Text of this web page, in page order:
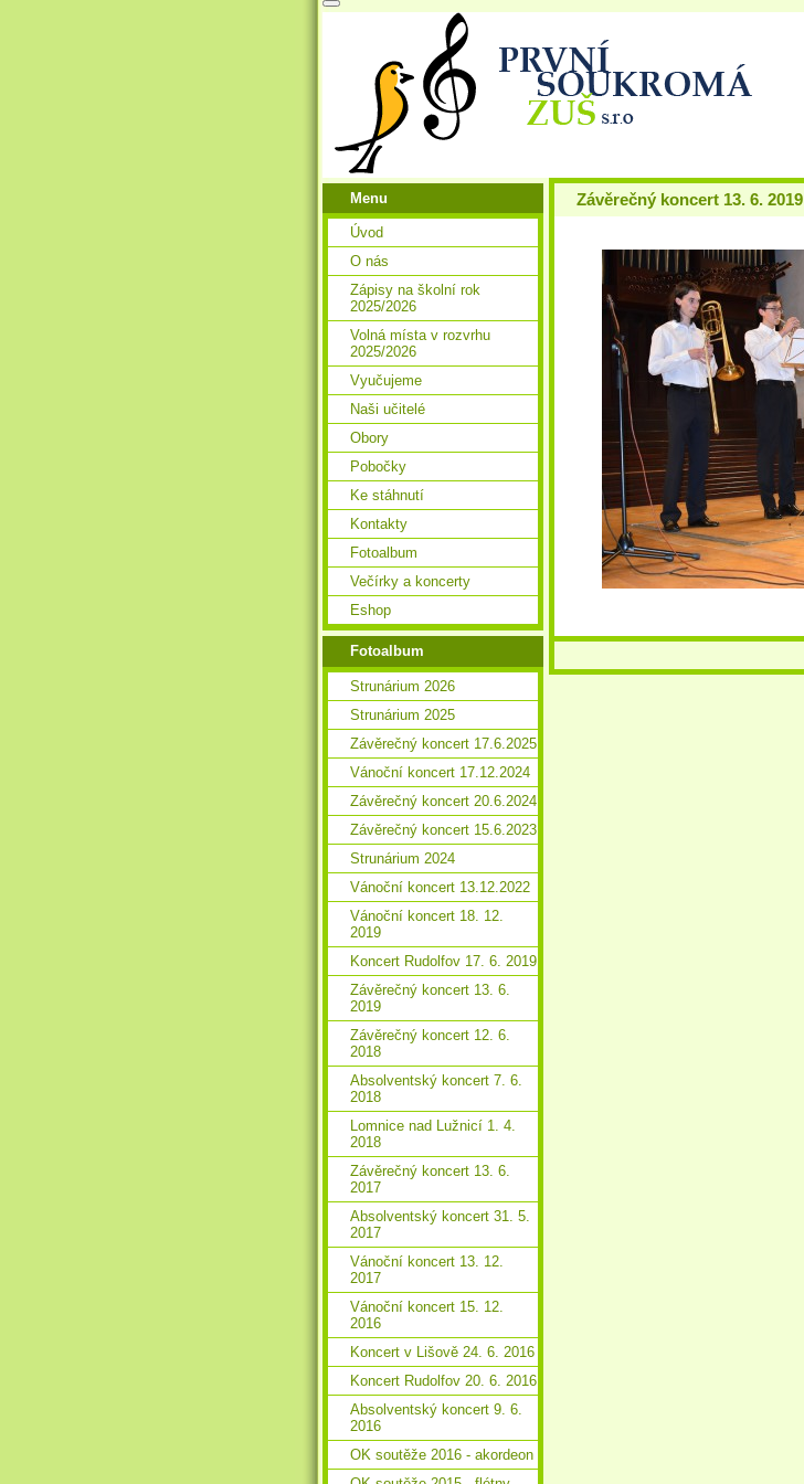
Závěrečný koncert 13. 6. 2019
Menu
Úvod
O nás
Zápisy na školní rok
2025/2026
Volná místa v rozvrhu
2025/2026
Vyučujeme
Naši učitelé
Obory
Pobočky
Ke stáhnutí
Kontakty
Fotoalbum
Večírky a koncerty
Eshop
Fotoalbum
Strunárium 2026
Strunárium 2025
Závěrečný koncert 17.6.2025
Vánoční koncert 17.12.2024
Závěrečný koncert 20.6.2024
Závěrečný koncert 15.6.2023
Strunárium 2024
Vánoční koncert 13.12.2022
Vánoční koncert 18. 12.
2019
Koncert Rudolfov 17. 6. 2019
Závěrečný koncert 13. 6.
2019
Závěrečný koncert 12. 6.
2018
Absolventský koncert 7. 6.
2018
Lomnice nad Lužnicí 1. 4.
2018
Závěrečný koncert 13. 6.
2017
Absolventský koncert 31. 5.
2017
Vánoční koncert 13. 12.
2017
Vánoční koncert 15. 12.
2016
Koncert v Lišově 24. 6. 2016
Koncert Rudolfov 20. 6. 2016
Absolventský koncert 9. 6.
2016
OK soutěže 2016 - akordeon